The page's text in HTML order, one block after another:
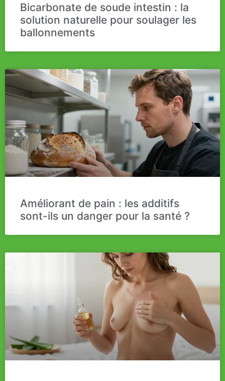
Bicarbonate de soude intestin : la
solution naturelle pour soulager les
ballonnements
Améliorant de pain : les additifs
sont-ils un danger pour la santé ?